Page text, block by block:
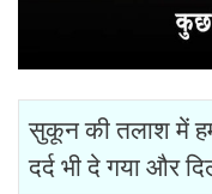
सुकून की तलाश में
दर्द भी दे गया और